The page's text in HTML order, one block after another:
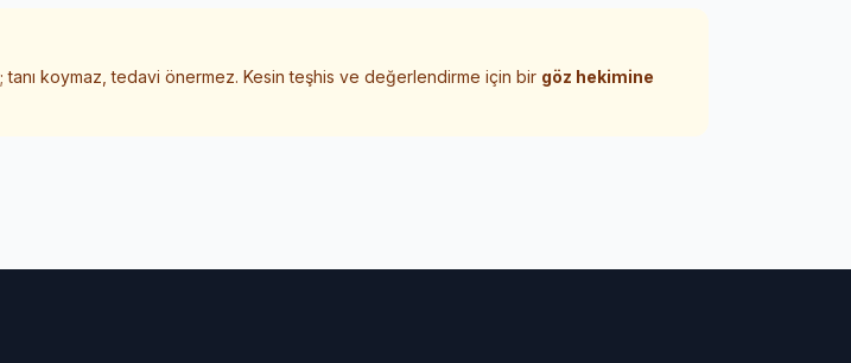
; tanı koymaz, tedavi önermez. Kesin teşhis ve değerlendirme için bir göz hekimine